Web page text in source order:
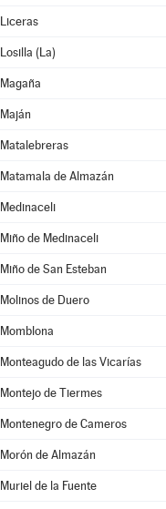
Liceras
Losilla (La)
Magaña
Maján
Matalebreras
Matamala de Almazán
Medinaceli
Miño de Medinaceli
Miño de San Esteban
Molinos de Duero
Momblona
Monteagudo de las Vicarías
Montejo de Tiermes
Montenegro de Cameros
Morón de Almazán
Muriel de la Fuente